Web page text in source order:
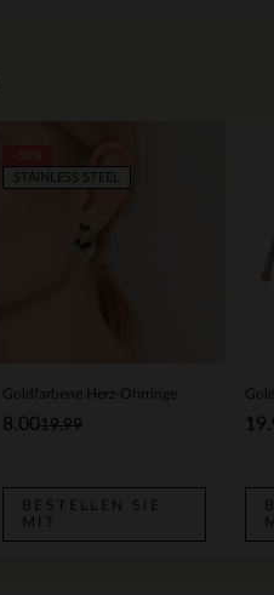
Goldfarbene Herz-Ohrringe
19.99
8.00
STAINLESS STEEL
BESTELLEN SIE
MIT